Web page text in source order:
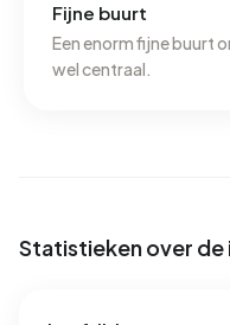
Fijne buurt
Een enorm fijne buurt
wel centraal.
Statistieken over de